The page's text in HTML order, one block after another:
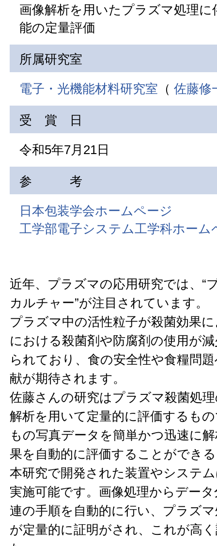
画像解析を用いたプラズマ処理に
能の定量評価
所属研究室
電子・光機能材料研究室 （ 佐藤修
受 賞 日
令和5年7月21日
参 考
日本包装学会ホームページ
工学部電子システム工学科ホーム
近年、プラズマの応用研究では、“
カルチャー”が注目されています。
プラズマ中の活性粒子が殺菌効果
における殺菌剤や防腐剤の使用が
られており、食の安全性や食糧問
献が期待されます。
佐藤さんの研究はプラズマ殺菌処
解析を用いて定量的に評価するも
もの写真データを簡単かつ迅速に
果を自動的に評価することができ
本研究で開発された装置やシステ
実施可能です。画像処理からデー
連の手順を自動的に行い、プラズ
が定量的に証明がされ、これが高